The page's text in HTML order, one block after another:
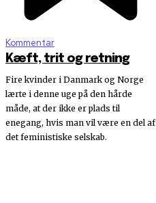
Kommentar
Kæft, trit og retning
Fire kvinder i Danmark og Norge
lærte i denne uge på den hårde
måde, at der ikke er plads til
enegang, hvis man vil være en del af
det feministiske selskab.